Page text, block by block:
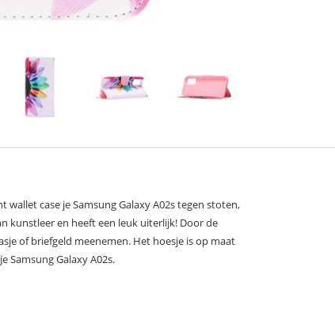
case je Samsung Galaxy A02s tegen stoten,
kunstleer en heeft een leuk uiterlijk! Door de
of briefgeld meenemen. Het hoesje is op maat
Samsung Galaxy A02s.